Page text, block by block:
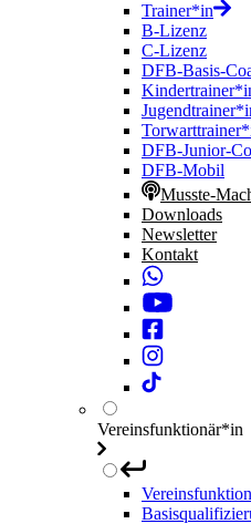
Trainer*in
B-Lizenz
C-Lizenz
DFB-Basis-
DFB-Junior-
DFB-Mobil
Musste-
Downloads
Newsletter
Kontakt
Vereinsfunktionär*in